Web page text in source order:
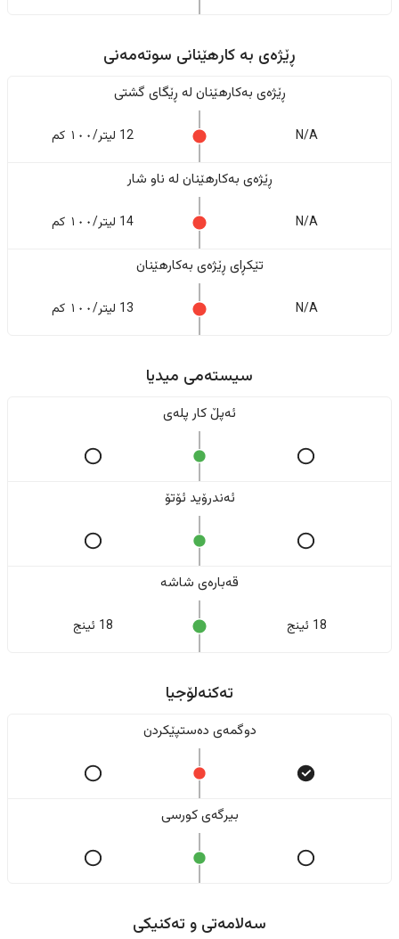
ڕێژەى به کارهێنانی سوتەمەنی
ڕێژەى بەکارهێنان له ڕێگای گشتی
N/A 12 لیتر/١٠٠ کم
ڕێژەى بەکارهێنان له ناو شار
N/A 14 لیتر/١٠٠ کم
تێکڕای ڕێژەى بەکارهێنان
N/A 13 لیتر/١٠٠ کم
سیستەمی میدیا
ئەپڵ کار پلەی
ئەندرۆید ئۆتۆ
قەبارەی شاشە
18 ئینج 18 ئینج
تەکنەلۆجیا
دوگمەی دەستپێکردن
بیرگەی کورسی
سەلامەتی و تەکنیکی